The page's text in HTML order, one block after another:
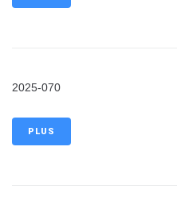
2025-070
PLUS